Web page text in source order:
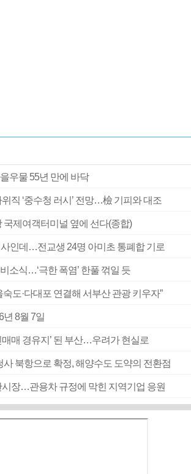
우물 55년 만에 바닥
직 ‘중수청 러시’ 전망…檢 기피와 대조
국제여객터미널 옆에 선다(종합)
인데…전교생 24명 아미초 통폐합 기로
소식…‘극한 폭염’ 한풀 꺾일 듯
숙도·다대포 연결해 서부산 관광 키우자”
년 8월 7일
매매 경유지’ 된 부산…우려가 현실로
사 북항으로 확정, 해양수도 도약의 전환점
시장…관용차 규정에 막힌 지역기업 응원